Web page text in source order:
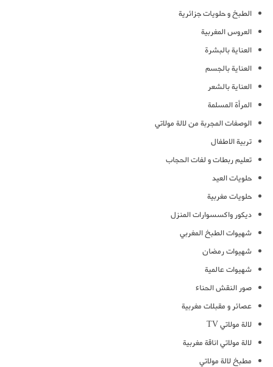
الطبخ و حلويات جزائرية
العروس المغربية
العناية بالبشرة
العناية بالجسم
العناية بالشعر
المرأة المسلمة
الوصفات المجربة من لالة مولاتي
تربية الاطفال
تعليم ربطات و لفات الحجاب
حلويات العيد
حلويات مغربية
ديكور واكسسوارات المنزل
شهيوات الطبخ المغربي
شهيوات رمضان
شهيوات عالمية
صور النقش الحناء
عصائر و مقبلات مغربية
لالة مولاتي TV
لالة مولاتي اناقة مغربية
مطبخ لالة مولاتي